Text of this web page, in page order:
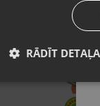
RĀDĪT